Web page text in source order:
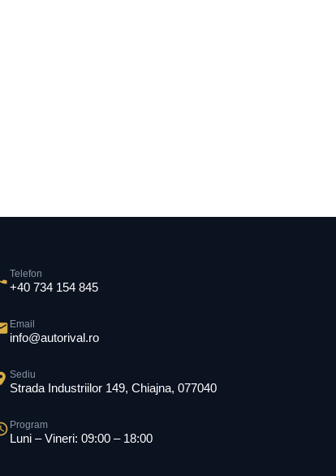
Telefon
+40 734 154 845
Email
info@autorival.ro
Sediu
Strada Industriilor 149, Chiajna, 077040
Program
Luni – Vineri: 09:00 – 18:00